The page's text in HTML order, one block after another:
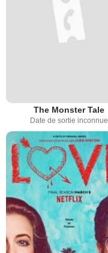
The Monster Tale
Date de sortie inconnue